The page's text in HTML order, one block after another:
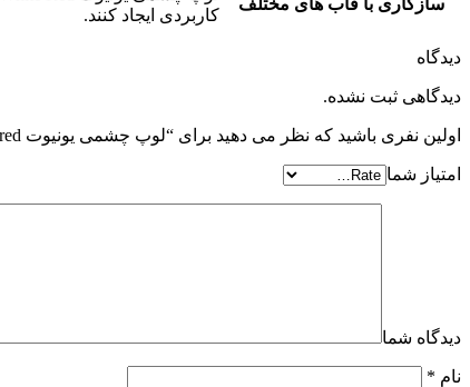
کاربردی ایجاد کنند.
دیدگاه
دیدگاهی ثبت نشده.
اولین نفری باشید که نظر می دهید برای “لوپ چشمی یونیوت techne quick loupes white red”
امتیاز شما
دیدگاه شما
نام *